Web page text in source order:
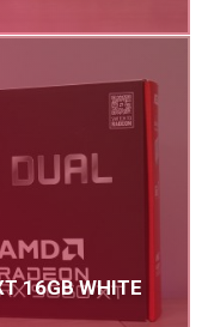
16GB WHITE